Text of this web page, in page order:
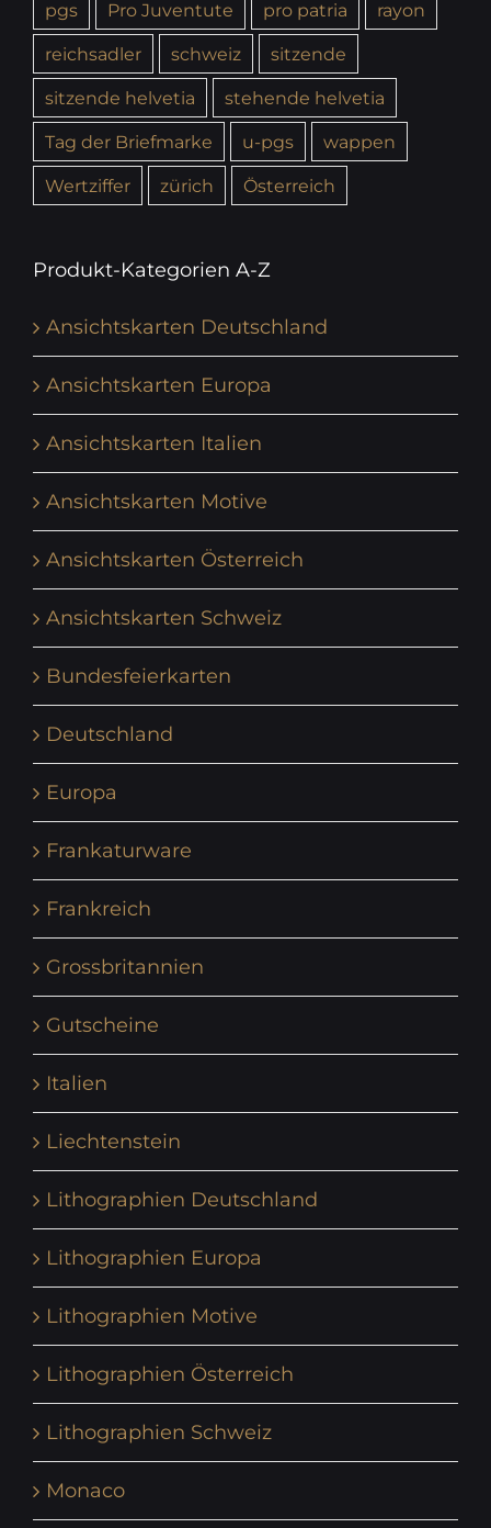
pgs
Pro Juventute pro patria
rayon
reichsadler
schweiz
sitzende
sitzende helvetia
stehende helvetia
Tag der Briefmarke
u-pgs
wappen
Wertziffer
zürich Österreich
Produkt-Kategorien A-Z
Ansichtskarten Deutschland
Ansichtskarten Europa
Ansichtskarten Italien
Ansichtskarten Motive
Ansichtskarten Österreich
Ansichtskarten Schweiz
Bundesfeierkarten
Deutschland
Europa
Frankaturware
Frankreich
Grossbritannien
Gutscheine
Italien
Liechtenstein
Lithographien Deutschland
Lithographien Europa
Lithographien Motive
Lithographien Österreich
Lithographien Schweiz
Monaco